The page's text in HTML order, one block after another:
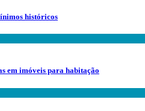
históricos
em imóveis para habitação